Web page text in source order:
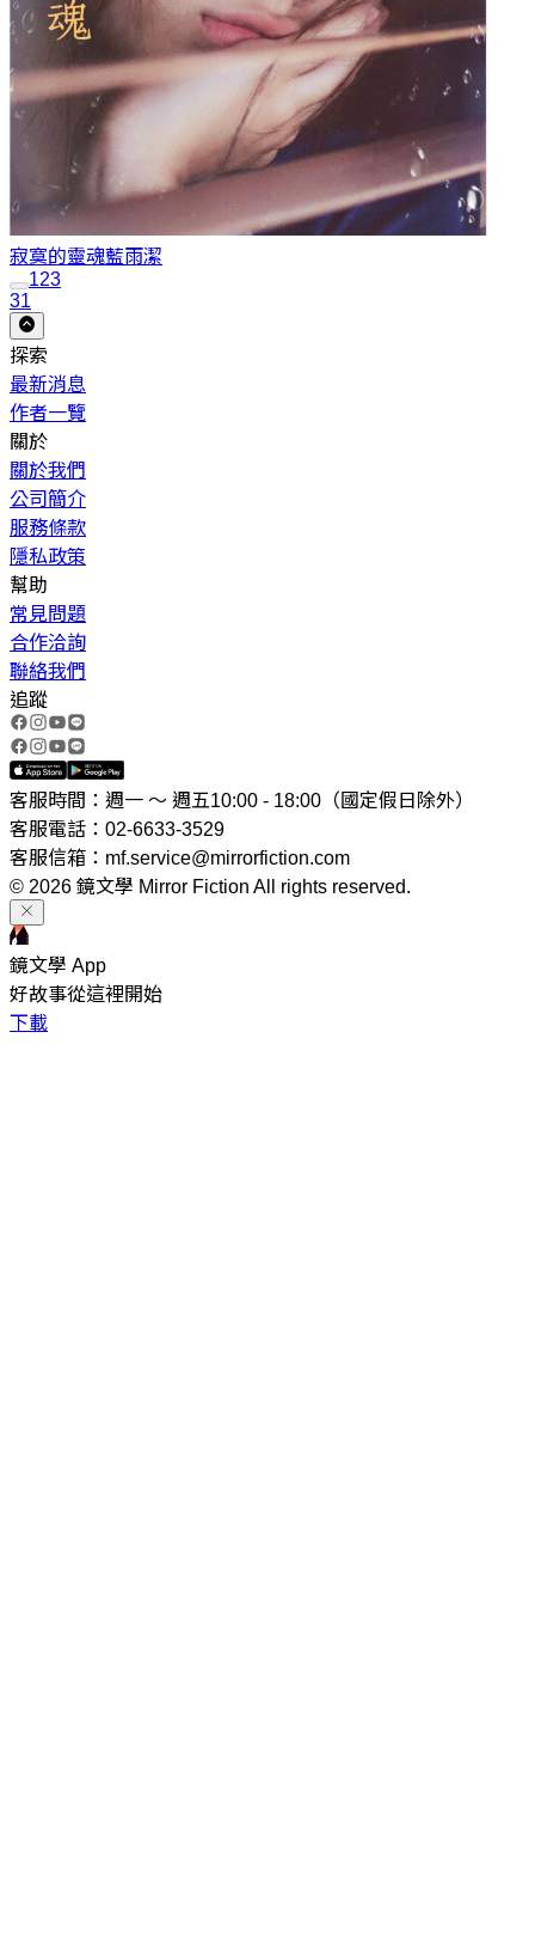
寂寞的靈魂藍雨潔
123
31
探索
最新消息
作者一覽
關於
關於我們
公司簡介
服務條款
隱私政策
幫助
常見問題
合作洽詢
聯絡我們
追蹤
客服時間：週一 ～ 週五10:00 - 18:00（國定假日除外）
客服電話：02-6633-3529
客服信箱：mf.service@mirrorfiction.com
© 2026 鏡文學 Mirror Fiction All rights reserved.
鏡文學 App
好故事從這裡開始
下載